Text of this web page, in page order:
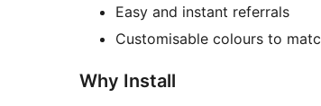
Easy and instant referrals
Customisable colours to
Why Install